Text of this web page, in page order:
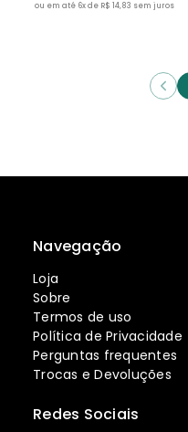
ou em até 6x de R$ 14,83 sem juros
Navegação
Loja
Sobre
Termos de uso
Política de Privacidade
Perguntas frequentes
Trocas e Devoluções
Redes Sociais